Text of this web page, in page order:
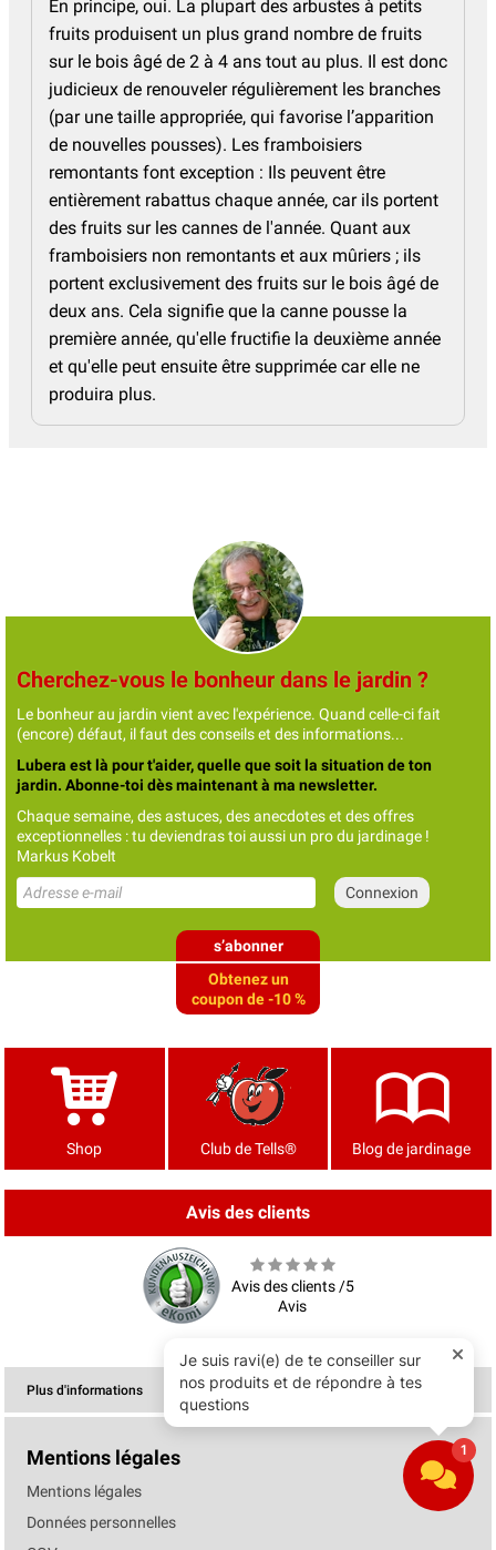
En principe, oui. La plupart des arbustes à petits
fruits produisent un plus grand nombre de fruits
sur le bois âgé de 2 à 4 ans tout au plus. Il est donc
judicieux de renouveler régulièrement les branches
(par une taille appropriée, qui favorise l’apparition
de nouvelles pousses). Les framboisiers
remontants font exception : Ils peuvent être
entièrement rabattus chaque année, car ils portent
des fruits sur les cannes de l'année. Quant aux
framboisiers non remontants et aux mûriers ; ils
portent exclusivement des fruits sur le bois âgé de
deux ans. Cela signifie que la canne pousse la
première année, qu'elle fructifie la deuxième année
et qu'elle peut ensuite être supprimée car elle ne
produira plus.
Cherchez-vous le bonheur dans le jardin ?
Le bonheur au jardin vient avec l'expérience. Quand celle-ci fait
(encore) défaut, il faut des conseils et des informations...
Lubera est là pour t'aider, quelle que soit la situation de ton
jardin. Abonne-toi dès maintenant à ma newsletter.
Chaque semaine, des astuces, des anecdotes et des offres
exceptionnelles : tu deviendras toi aussi un pro du jardinage !
Markus Kobelt
s’abonner
Obtenez un
coupon de -10 %
Shop Club de Tells® Blog de jardinage
Avis des clients
Avis des clients /5
Avis
Plus d'informations
Mentions légales
Mentions légales
Données personnelles